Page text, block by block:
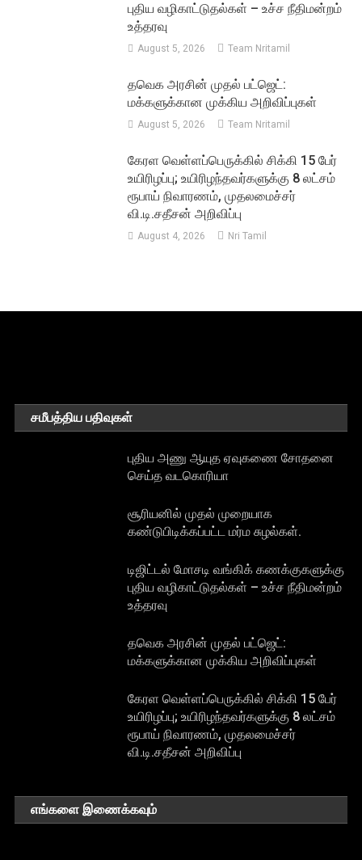
புதிய வழிகாட்டுதல்கள் – உச்ச நீதிமன்றம்
உத்தரவு
August 5, 2026 Team Nritamil
தவெக அரசின் முதல் பட்ஜெட்:
மக்களுக்கான முக்கிய அறிவிப்புகள்
August 5, 2026 Team Nritamil
கேரள வெள்ளப்பெருக்கில் சிக்கி 15 பேர்
உயிரிழப்பு; உயிரிழந்தவர்களுக்கு 8 லட்சம்
ரூபாய் நிவாரணம், முதலமைச்சர்
வி.டி.சதீசன் அறிவிப்பு
August 4, 2026 Nri Tamil
சமீபத்திய பதிவுகள்
புதிய அணு ஆயுத ஏவுகணை சோதனை
செய்த வடகொரியா
சூரியனில் முதல் முறையாக
கண்டுபிடிக்கப்பட்ட மர்ம சுழல்கள்.
டிஜிட்டல் மோசடி வங்கிக் கணக்குகளுக்கு
புதிய வழிகாட்டுதல்கள் – உச்ச நீதிமன்றம்
உத்தரவு
தவெக அரசின் முதல் பட்ஜெட்:
மக்களுக்கான முக்கிய அறிவிப்புகள்
கேரள வெள்ளப்பெருக்கில் சிக்கி 15 பேர்
உயிரிழப்பு; உயிரிழந்தவர்களுக்கு 8 லட்சம்
ரூபாய் நிவாரணம், முதலமைச்சர்
வி.டி.சதீசன் அறிவிப்பு
எங்களை இணைக்கவும்